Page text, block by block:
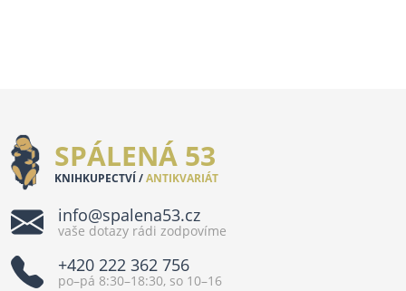
SPÁLENÁ 53
KNIHKUPECTVÍ /ANTIKVARIÁT
info@spalena53.cz
vaše dotazy rádi zodpovíme
+420 222 362 756
po–pá 8:30–18:30, so 10–16